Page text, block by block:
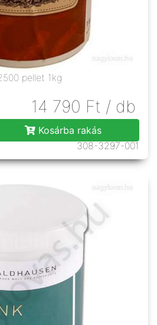
pellet 1kg
14 790 Ft / db
Kosárba rakás
308-3297-001